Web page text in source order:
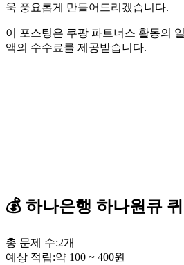
욱 풍요롭게 만들어드리겠습니다.
이 포스팅은 쿠팡 파트너스 활동의
액의 수수료를 제공받습니다.
💰 하나은행 하나원큐
총 문제 수:2개
예상 적립:약 100 ~ 400원